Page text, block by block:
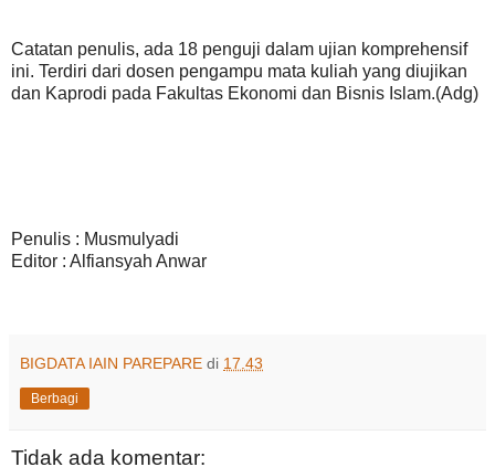
Catatan penulis, ada 18 penguji dalam ujian komprehensif
ini. Terdiri dari dosen pengampu mata kuliah yang diujikan
dan Kaprodi pada Fakultas Ekonomi dan Bisnis Islam.(Adg)
Penulis : Musmulyadi
Editor : Alfiansyah Anwar
BIGDATA IAIN PAREPARE di 17.43
Berbagi
Tidak ada komentar: